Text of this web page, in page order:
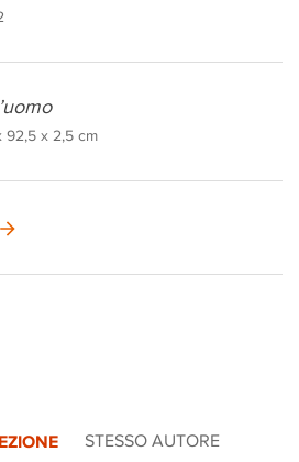
92,5 x 2,5 cm
STESSO AUTORE